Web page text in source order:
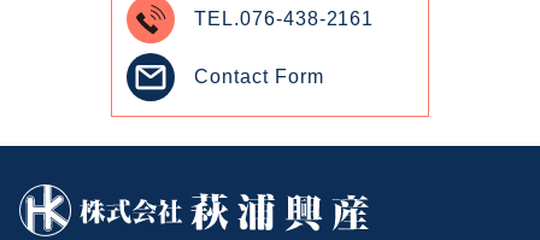
TEL.076-438-2161
Contact Form